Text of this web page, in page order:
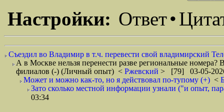
Настройки: Ответ•
Съездил во Владимир в т.ч. перевести свой владимирский
А в Москве нельзя перенести разве региональные
филиалов (-) (Личный опыт) < Ржевский > [79] 03-05-
Может и можно как-то, но я действовал по-тупому (+) <
Зато сколько местной информации узнали ("и опыт,
03:34